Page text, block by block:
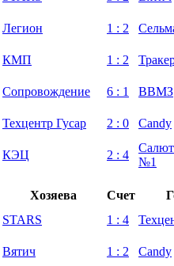
Легион 1 : 2
КМП 1 : 2
Сопровождение 6 : 1
ВВМЗ
Техцентр Гусар 2 : 0
Candy
КЭЦ 2 : 4
Салют
№1
Хозяева Счет
STARS 1 : 4
Вятич 1 : 2
Candy